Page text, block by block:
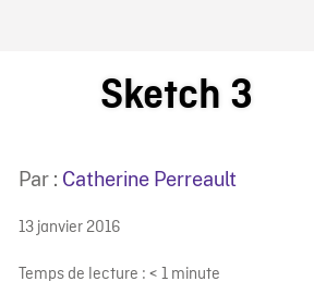
ONF
Sketch 3
Par : Catherine Perreault
13 janvier 2016
Temps de lecture : < 1 minute